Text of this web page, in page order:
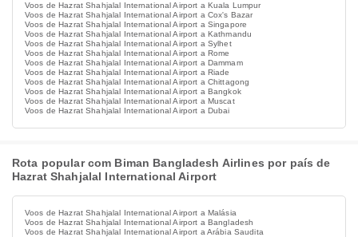
Voos de Hazrat Shahjalal International Airport a Kuala Lumpur
Voos de Hazrat Shahjalal International Airport a Cox's Bazar
Voos de Hazrat Shahjalal International Airport a Singapore
Voos de Hazrat Shahjalal International Airport a Kathmandu
Voos de Hazrat Shahjalal International Airport a Sylhet
Voos de Hazrat Shahjalal International Airport a Rome
Voos de Hazrat Shahjalal International Airport a Dammam
Voos de Hazrat Shahjalal International Airport a Riade
Voos de Hazrat Shahjalal International Airport a Chittagong
Voos de Hazrat Shahjalal International Airport a Bangkok
Voos de Hazrat Shahjalal International Airport a Muscat
Voos de Hazrat Shahjalal International Airport a Dubai
Rota popular com Biman Bangladesh Airlines por país de
Hazrat Shahjalal International Airport
Voos de Hazrat Shahjalal International Airport a Malásia
Voos de Hazrat Shahjalal International Airport a Bangladesh
Voos de Hazrat Shahjalal International Airport a Arábia Saudita